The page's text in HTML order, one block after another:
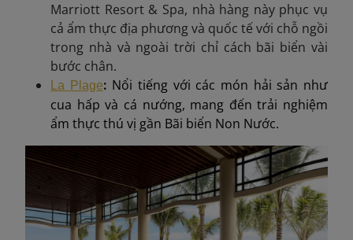
Marriott Resort & Spa, nhà hàng này phục vụ
cả ẩm thực địa phương và quốc tế với chỗ ngồi
trong nhà và ngoài trời chỉ cách bãi biển vài
bước chân.
La Plage: Nổi tiếng với các món hải sản như
cua hấp và cá nướng, mang đến trải nghiệm
ẩm thực thú vị gần Bãi biển Non Nước.